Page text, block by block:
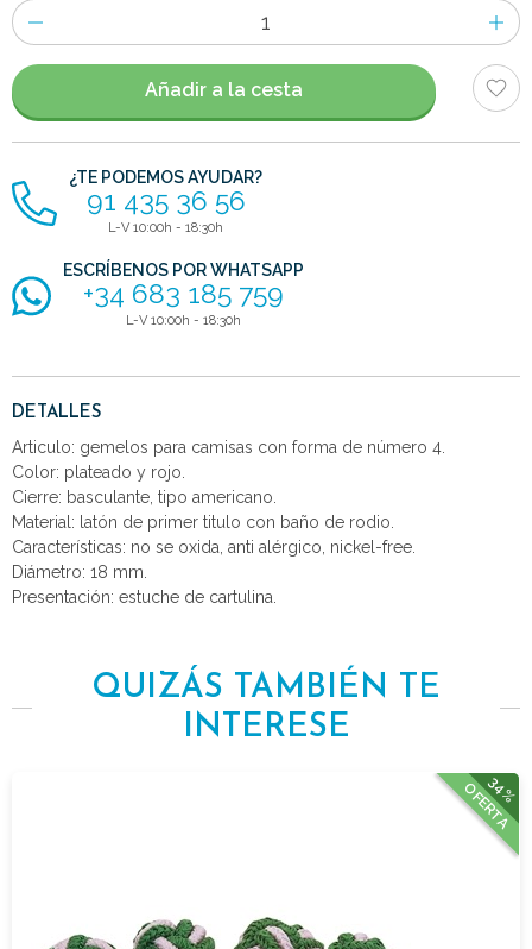
Número
de
artículos
Añadir a la cesta
¿TE PODEMOS AYUDAR?
91 435 36 56
L-V 10:00h - 18:30h
ESCRÍBENOS POR WHATSAPP
+34 683 185 759
L-V 10:00h - 18:30h
DETALLES
Articulo: gemelos para camisas con forma de número 4.
Color: plateado y rojo.
Cierre: basculante, tipo americano.
Material: latón de primer titulo con baño de rodio.
Características: no se oxida, anti alérgico, nickel-free.
Diámetro: 18 mm.
Presentación: estuche de cartulina.
QUIZÁS TAMBIÉN TE
INTERESE
34%
OFERTA